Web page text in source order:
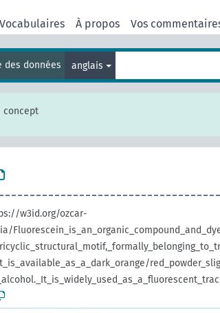
Vocabulaires À propos Vos
des données anglais
concept
w3id.org/ozcar-